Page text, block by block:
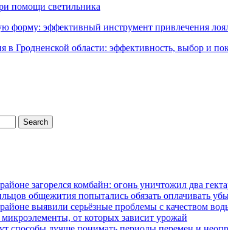
помощи светильника
форму: эффективный инструмент привлечения
в Гродненской области: эффективность, выбор и
загорелся комбайн: огонь уничтожил два
общежития попытались обязать оплачивать
выявили серьёзные проблемы с качеством
от которых зависит урожай